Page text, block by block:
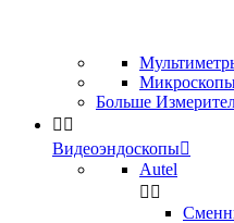
Больше
 
Видеоэндоскопы
Autel
 